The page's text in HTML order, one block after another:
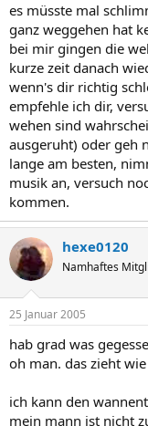
es müsste mal
ganz weggehen hat
bei mir gingen die
kurze zeit danach
wenn's dir richtig
empfehle ich dir,
wehen sind
ausgeruht) oder geh
lange am besten,
musik an, versuch
kommen.
hexe0120
Namhaftes
25 Januar 2005
hab grad was
oh man. das zieht
ich kann den
mein mann ist nicht